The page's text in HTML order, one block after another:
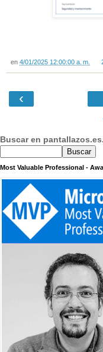
en 4/01/2025 12:00:00 a. m.
‹
Buscar en pantallazos.es.
Most Valuable Professional -